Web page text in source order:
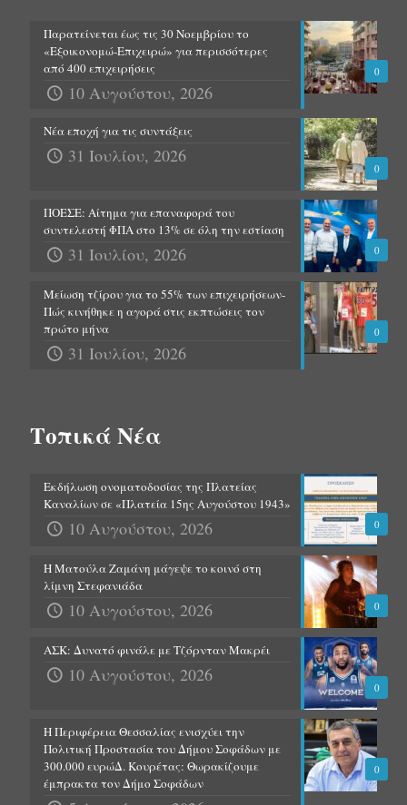
0
Παρατείνεται έως τις 30 Νοεμβρίου το
«Εξοικονομώ-Επιχειρώ» για περισσότερες
από 400 επιχειρήσεις
10 Αυγούστου, 2026
0
Νέα εποχή για τις συντάξεις
31 Ιουλίου, 2026
0
ΠΟΕΣΕ: Αίτημα για επαναφορά του
συντελεστή ΦΠΑ στο 13% σε όλη την εστίαση
31 Ιουλίου, 2026
0
Μείωση τζίρου για το 55% των επιχειρήσεων-
Πώς κινήθηκε η αγορά στις εκπτώσεις τον
πρώτο μήνα
31 Ιουλίου, 2026
Τοπικά Νέα
0
Εκδήλωση ονοματοδοσίας της Πλατείας
Καναλίων σε «Πλατεία 15ης Αυγούστου 1943»
10 Αυγούστου, 2026
0
Η Ματούλα Ζαμάνη μάγεψε το κοινό στη
λίμνη Στεφανιάδα
10 Αυγούστου, 2026
0
ΑΣΚ: Δυνατό φινάλε με Τζόρνταν Μακρέι
10 Αυγούστου, 2026
0
Η Περιφέρεια Θεσσαλίας ενισχύει την
Πολιτική Προστασία του Δήμου Σοφάδων με
300.000 ευρώΔ. Κουρέτας: Θωρακίζουμε
έμπρακτα τον Δήμο Σοφάδων